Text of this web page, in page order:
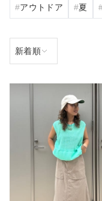
アウトドア 夏